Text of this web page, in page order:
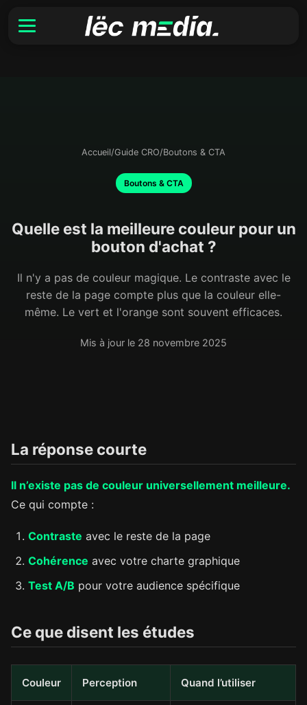
Accueil/Guide CRO/Boutons & CTA
Boutons & CTA
Quelle est la meilleure couleur pour un
bouton d'achat ?
Il n'y a pas de couleur magique. Le contraste avec le
reste de la page compte plus que la couleur elle-
même. Le vert et l'orange sont souvent efficaces.
Mis à jour le 28 novembre 2025
La réponse courte
Il n’existe pas de couleur universellement meilleure.
Ce qui compte :
Contraste avec le reste de la page
Cohérence avec votre charte graphique
Test A/B pour votre audience spécifique
Ce que disent les études
Couleur Perception Quand l’utiliser